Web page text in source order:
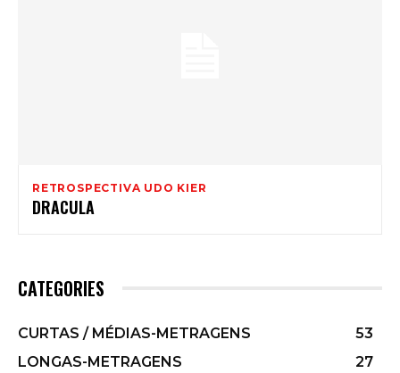
RETROSPECTIVA UDO KIER
DRACULA
CATEGORIES
CURTAS / MÉDIAS-METRAGENS
53
LONGAS-METRAGENS
27